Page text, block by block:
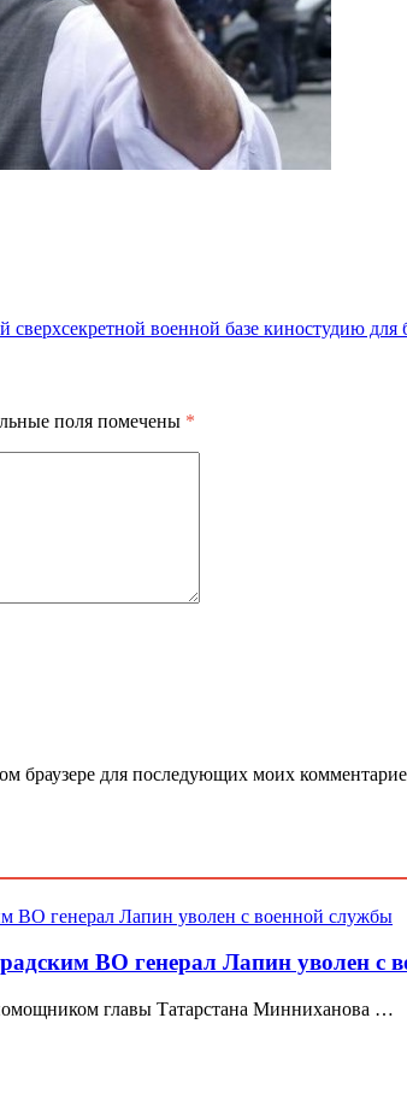
сверхсекретной военной базе киностудию
поля помечены *
браузере для последующих моих
ВО генерал Лапин уволен с
главы Татарстана Минниханова …